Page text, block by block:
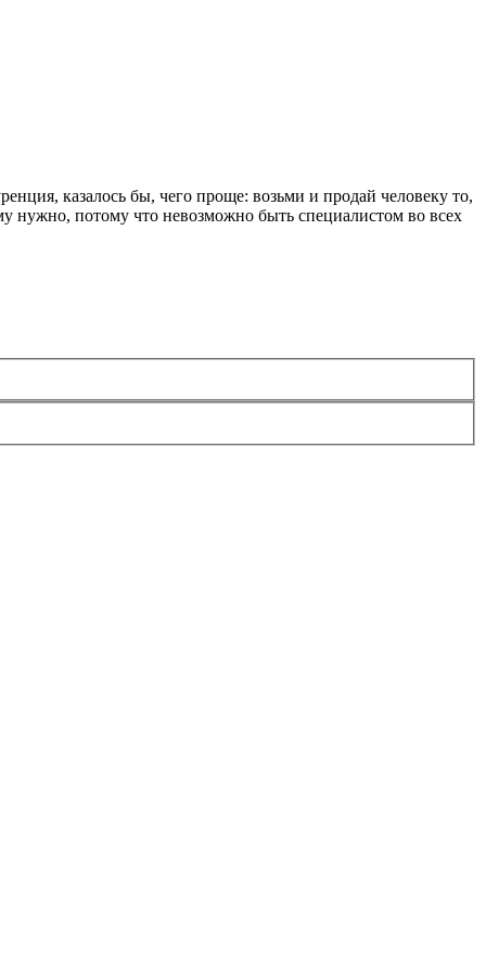
казалось бы, чего проще: возьми и продай человеку то,
нужно, потому что невозможно быть специалистом во всех